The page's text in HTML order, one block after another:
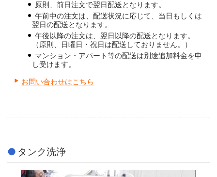
原則、前日注文で翌日配送となります。
午前中の注文は、配送状況に応じて、当日もしくは
翌日の配送となります。
午後以降の注文は、翌日以降の配送となります。
（原則、日曜日・祝日は配送しておりません。）
マンション・アパート等の配送は別途追加料金を申
し受けます。
お問い合わせはこちら
タンク洗浄